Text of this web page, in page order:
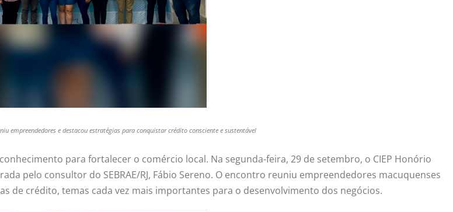
empreendedores e destacou estratégias para conquistar crédito consciente e sustentável
para fortalecer o comércio local. Na segunda-feira, 29 de setembro, o CIEP Honório
pelo consultor do SEBRAE/RJ, Fábio Sereno. O encontro reuniu empreendedores macuquenses
de crédito, temas cada vez mais importantes para o desenvolvimento dos negócios.